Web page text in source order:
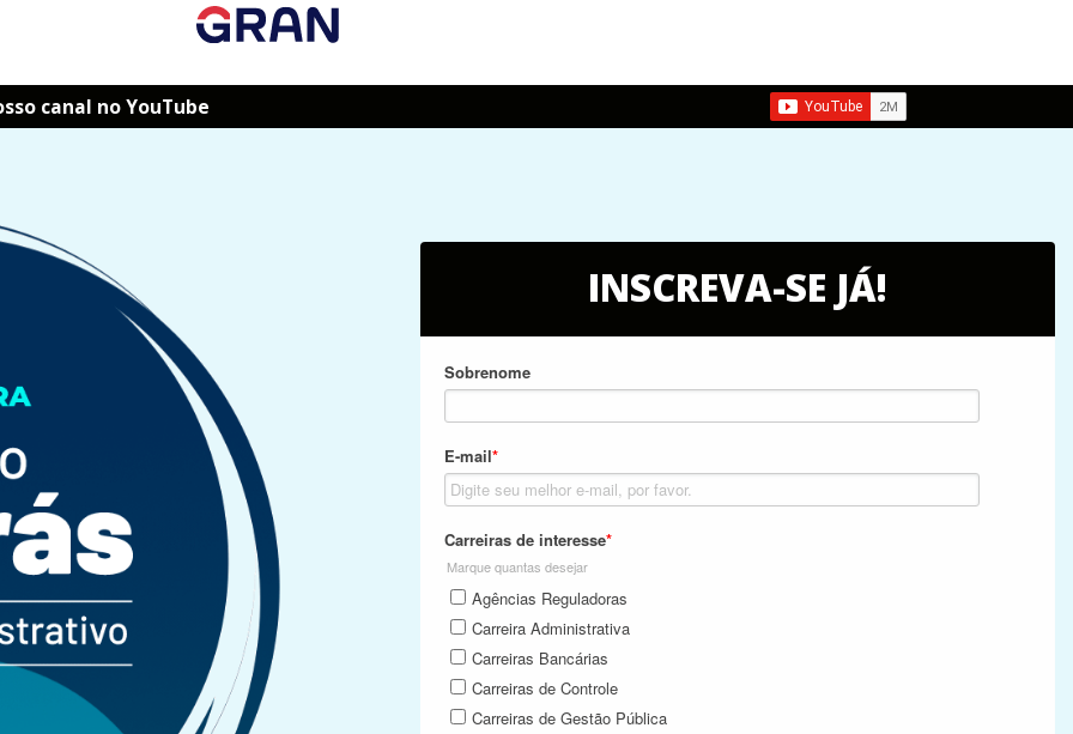
canal no YouTube
INSCREVA-SE JÁ!